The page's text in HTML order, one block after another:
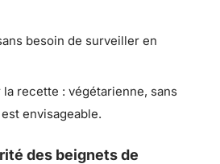
besoin de surveiller en
recette : végétarienne, sans
envisageable.
des beignets de